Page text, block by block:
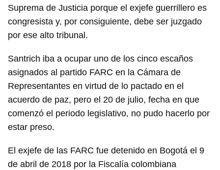
Suprema de Justicia porque el exjefe guerrillero es
congresista y, por consiguiente, debe ser juzgado
por ese alto tribunal.
Santrich iba a ocupar uno de los cinco escaños
asignados al partido FARC en la Cámara de
Representantes en virtud de lo pactado en el
acuerdo de paz, pero el 20 de julio, fecha en que
comenzó el periodo legislativo, no pudo hacerlo por
estar preso.
El exjefe de las FARC fue detenido en Bogotá el 9
de abril de 2018 por la Fiscalía colombiana